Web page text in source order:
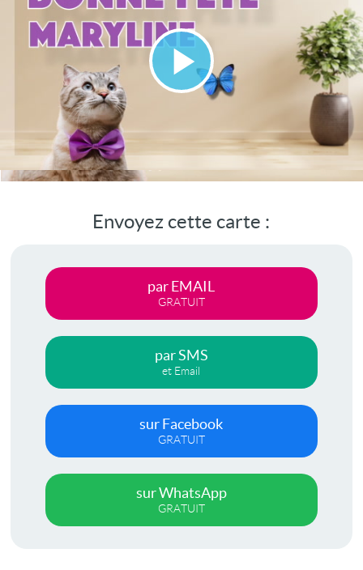
Lire
la
vidéo
Envoyez cette carte :
par EMAIL
GRATUIT
par SMS
et Email
sur Facebook
GRATUIT
sur WhatsApp
GRATUIT